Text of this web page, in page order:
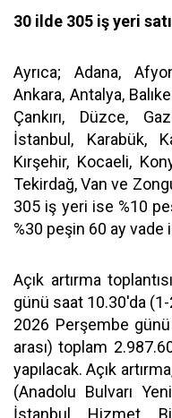
30 ilde 305 iş yeri
Ayrıca; Adana,
Ankara, Antalya,
Çankırı, Düzce,
İstanbul, Karabük,
Kırşehir, Kocaeli,
Tekirdağ, Van ve
305 iş yeri ise %10
%30 peşin 60 ay vade
Açık artırma
günü saat 10.30'da
2026 Perşembe
arası) toplam
yapılacak. Açık
(Anadolu Bulvarı
İstanbul Hizmet